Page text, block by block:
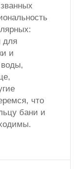
для
и
воды,
что
бани и